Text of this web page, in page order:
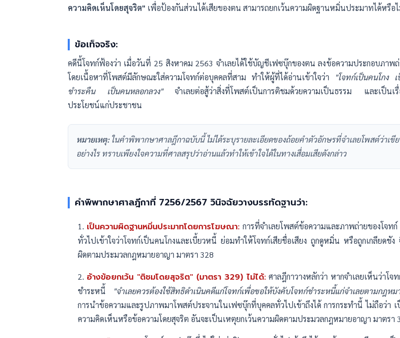
ความคิดเห็นโดยสุจริต" เพื่อป้องกันส่วนได้เสียของตน สามารถยกเว้นความผิดฐานหมิ่นประมาทได้หรือ
ข้อเท็จจริง:
คดีนี้โจทก์ฟ้องว่า เมื่อวันที่ 25 สิงหาคม 2563 จำเลยได้ใช้บัญชีเฟซบุ๊กของตน ลงข้อความประกอบภาพถ่
โดยเนื้อหาที่โพสต์มีลักษณะใส่ความโจทก์ต่อบุคคลที่สาม ทำให้ผู้ที่ได้อ่านเข้าใจว่า
"โจทก์เป็นคนโกง
ชำระคืน เป็นคนหลอกลวง"จำเลยต่อสู้ว่าสิ่งที่โพสต์เป็นการติชมด้วยความเป็นธรรม และเป็นเรื่
ประโยชน์แก่ประชาชน
หมายเหตุ:ในคำพิพากษาศาลฎีกาฉบับนี้ ไม่ได้ระบุรายละเอียดของถ้อยคำตัวอักษรที่จำเลยโพสต์ว่าเขี
อย่างไร ทราบเพียงใจความที่ศาลสรุปว่าอ่านแล้วทำให้เข้าใจได้ในทางเสื่อมเสียดังกล่าว
คำพิพากษาศาลฎีกาที่ 7256/2567 วินิจฉัยวางบรรทัดฐานว่า:
เป็นความผิดฐานหมิ่นประมาทโดยการโฆษณา:การที่จำเลยโพสต์ข้อความและภาพถ่ายของโจท
ทั่วไปเข้าใจว่าโจทก์เป็นคนโกงและเบี้ยวหนี้ ย่อมทำให้โจทก์เสียชื่อเสียง ถูกดูหมิ่น หรือถูกเกลียดชัง
ผิดตามประมวลกฎหมายอาญา มาตรา 328
อ้างข้อยกเว้น "ติชมโดยสุจริต" (มาตรา 329) ไม่ได้: ศาลฎีกาวางหลักว่า หากจำเลยเห็นว่าโจ
ชำระหนี้
"จำเลยควรต้องใช้สิทธิดำเนินคดีแก่โจทก์เพื่อขอให้บังคับโจทก์ชำระหนี้แก่จำเลยตามกฎหม
การนำข้อความและรูปภาพมาโพสต์ประจานในเฟซบุ๊กที่บุคคลทั่วไปเข้าถึงได้ การกระทำนี้ ไม่ถือว่า เ
ความคิดเห็นหรือข้อความโดยสุจริต อันจะเป็นเหตุยกเว้นความผิดตามประมวลกฎหมายอาญา มาตรา